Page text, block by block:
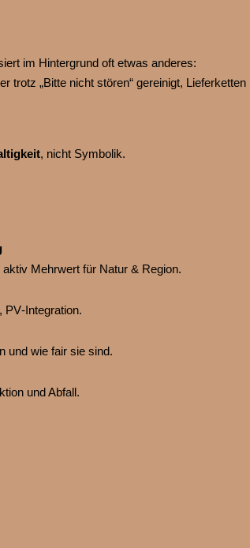
im Hintergrund oft etwas anderes:
trotz „Bitte nicht stören“ gereinigt, Lieferketten
, nicht Symbolik.
Mehrwert für Natur & Region.
PV‑Integration.
und wie fair sie sind.
und Abfall.